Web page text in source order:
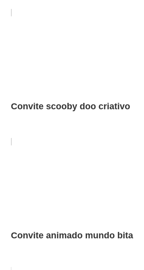
Convite scooby doo criativo
Convite animado mundo bita